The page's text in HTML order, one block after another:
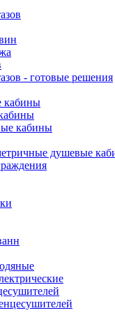
- готовые решения
кабины
кабины
душевые